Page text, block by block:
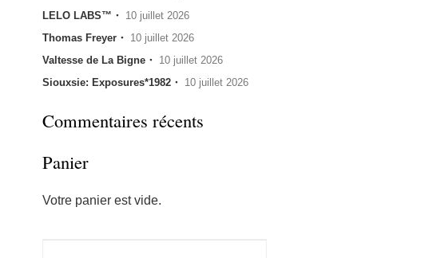
LELO LABS™・ 10 juillet 2026
Thomas Freyer・ 10 juillet 2026
Valtesse de La Bigne・ 10 juillet 2026
Siouxsie: Exposures*1982・ 10 juillet 2026
Commentaires récents
Panier
Votre panier est vide.